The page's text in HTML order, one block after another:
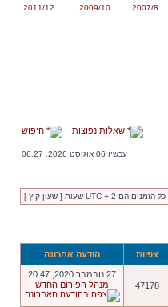
2007/8
2009/10
2011/12
שאלות נפוצות חיפוש
עכשיו 06 אוגוסט 2026, 06:27
כל הזמנים הם UTC + 2 שעות [ שעון קיץ ]
צפיות הודעה אחרונה
47178
27 נובמבר 2020, 20:47
מנהל הפורום החדש